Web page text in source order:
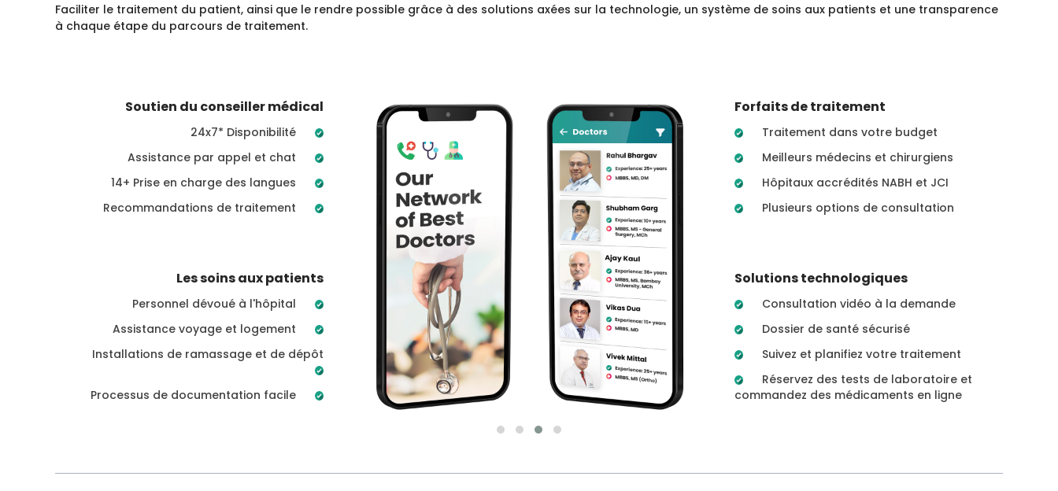
Faciliter le traitement du patient, ainsi que le rendre possible grâce à des solutions axées sur la technologie, un système de soins aux patients et une transparence
à chaque étape du parcours de traitement.
Soutien du conseiller médical
24x7* Disponibilité
Assistance par appel et chat
14+ Prise en charge des langues
Recommandations de traitement
Les soins aux patients
Personnel dévoué à l'hôpital
Assistance voyage et logement
Installations de ramassage et de dépôt
Processus de documentation facile
Forfaits de traitement
Traitement dans votre budget
Meilleurs médecins et chirurgiens
Hôpitaux accrédités NABH et JCI
Plusieurs options de consultation
Solutions technologiques
Consultation vidéo à la demande
Dossier de santé sécurisé
Suivez et planifiez votre traitement
Réservez des tests de laboratoire et
commandez des médicaments en ligne